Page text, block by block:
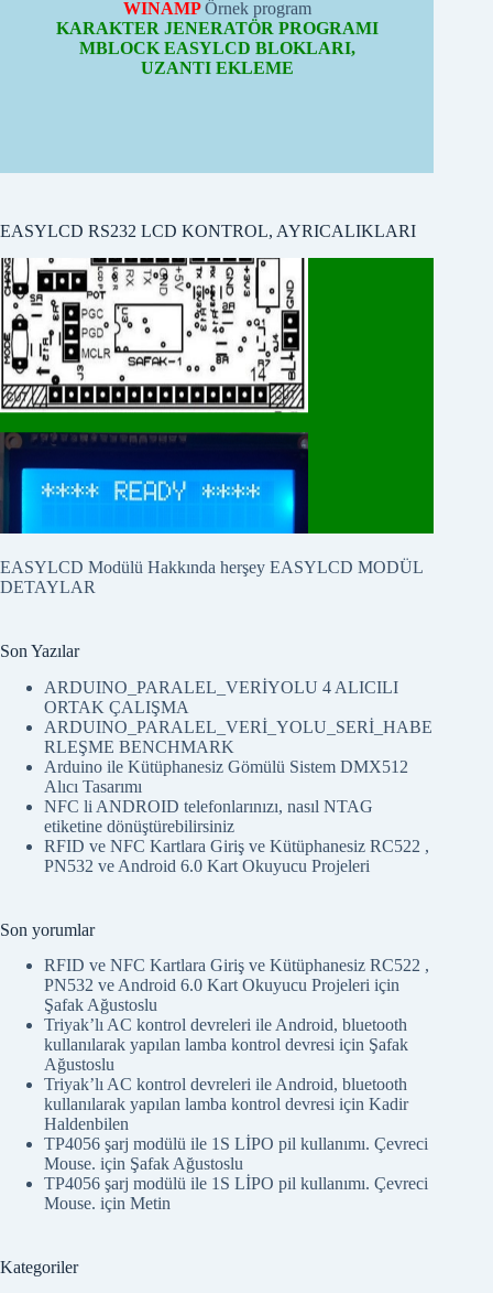
MBLOCK EASYLCD BLOKLARI,
UZANTI EKLEME
EASYLCD RS232 LCD KONTROL, AYRICALIKLARI
EASYLCD Modülü Hakkında herşey EASYLCD MODÜL
DETAYLAR
Son Yazılar
ARDUINO_PARALEL_VERİYOLU 4 ALICILI
ORTAK ÇALIŞMA
ARDUINO_PARALEL_VERİ_YOLU_SERİ_HABE
RLEŞME BENCHMARK
Arduino ile Kütüphanesiz Gömülü Sistem DMX512
Alıcı Tasarımı
NFC li ANDROID telefonlarınızı, nasıl NTAG
etiketine dönüştürebilirsiniz
RFID ve NFC Kartlara Giriş ve Kütüphanesiz RC522 ,
PN532 ve Android 6.0 Kart Okuyucu Projeleri
Son yorumlar
RFID ve NFC Kartlara Giriş ve Kütüphanesiz RC522 ,
PN532 ve Android 6.0 Kart Okuyucu Projeleri için
Şafak Ağustoslu
Triyak’lı AC kontrol devreleri ile Android, bluetooth
kullanılarak yapılan lamba kontrol devresi için Şafak
Ağustoslu
Triyak’lı AC kontrol devreleri ile Android, bluetooth
kullanılarak yapılan lamba kontrol devresi için Kadir
Haldenbilen
TP4056 şarj modülü ile 1S LİPO pil kullanımı. Çevreci
Mouse. için Şafak Ağustoslu
TP4056 şarj modülü ile 1S LİPO pil kullanımı. Çevreci
Mouse. için Metin
Kategoriler